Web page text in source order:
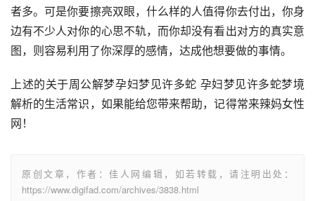
者多。可是你要擦亮双眼，什么样的人值得你去付出，你身
边有不少人对你的心思不轨，而你却没有看出对方的真实意
图，则容易利用了你深厚的感情，达成他想要做的事情。
上述的关于周公解梦孕妇梦见许多蛇 孕妇梦见许多蛇梦境
解析的生活常识，如果能给您带来帮助，记得常来辣妈女性
网！
原创文章，作者：佳人网编辑，如若转载，请注明出处：
https://www.digifad.com/archives/3838.html